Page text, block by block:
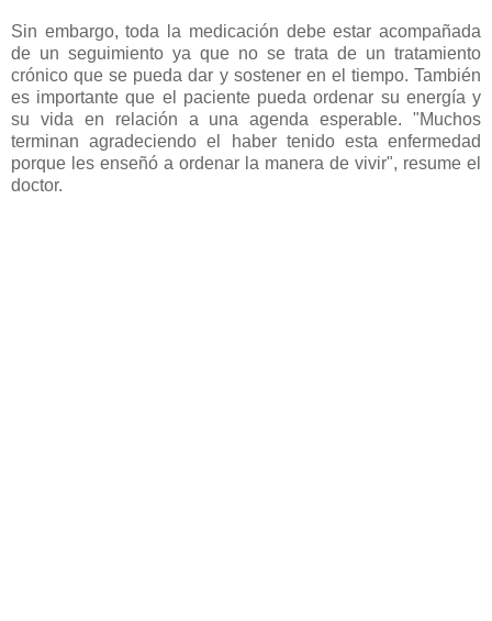
Sin embargo, toda la medicación debe estar acompañada
de un seguimiento ya que no se trata de un tratamiento
crónico que se pueda dar y sostener en el tiempo. También
es importante que el paciente pueda ordenar su energía y
su vida en relación a una agenda esperable. "Muchos
terminan agradeciendo el haber tenido esta enfermedad
porque les enseñó a ordenar la manera de vivir", resume el
doctor.